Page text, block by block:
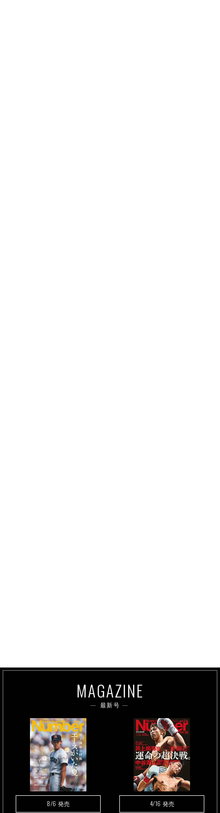
MAGAZINE
最新号
8/6 発売 4/16 発売